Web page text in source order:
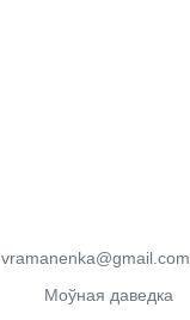
vramanenka@gmail.com
Моўная даведка